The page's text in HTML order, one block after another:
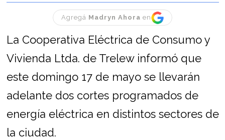
Agregá Madryn Ahora en
La Cooperativa Eléctrica de Consumo y
Vivienda Ltda. de Trelew informó que
este domingo 17 de mayo se llevarán
adelante dos cortes programados de
energía eléctrica en distintos sectores de
la ciudad.